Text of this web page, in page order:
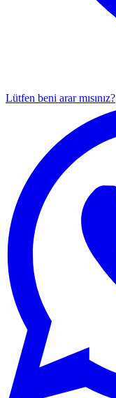
Lütfen beni arar mısınız?